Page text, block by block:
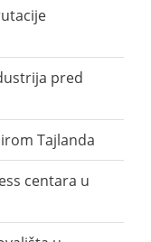
pred
Tajlanda
centara u